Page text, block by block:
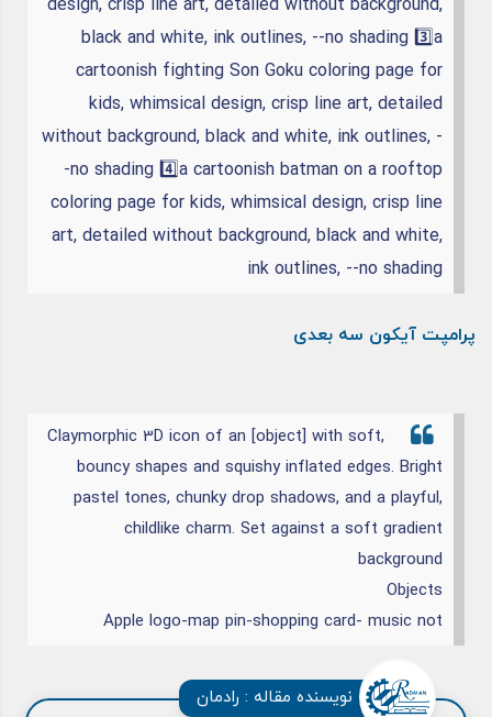
design, crisp line art, detailed without background,
black and white, ink outlines, --no shading 3️⃣a
cartoonish fighting Son Goku coloring page for
kids, whimsical design, crisp line art, detailed
without background, black and white, ink outlines, -
-no shading 4️⃣a cartoonish batman on a rooftop
coloring page for kids, whimsical design, crisp line
art, detailed without background, black and white,
ink outlines, --no shading
پرامپت آیکون سه بعدی
Claymorphic 3D icon of an [object] with soft,
bouncy shapes and squishy inflated edges. Bright
pastel tones, chunky drop shadows, and a playful,
childlike charm. Set against a soft gradient
background
Objects
Apple logo-map pin-shopping card- music not
نویسنده مقاله : رادمان